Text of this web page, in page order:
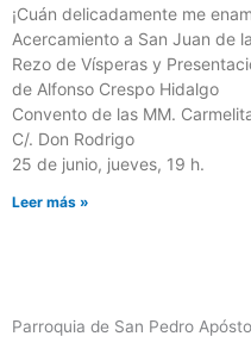
¡Cuán delicadamente me
Acercamiento a San Juan de
Rezo de Vísperas y
de Alfonso Crespo Hidalgo
Convento de las MM.
C/. Don Rodrigo
25 de junio, jueves, 19 h.
Leer más »
Parroquia de San Pedro